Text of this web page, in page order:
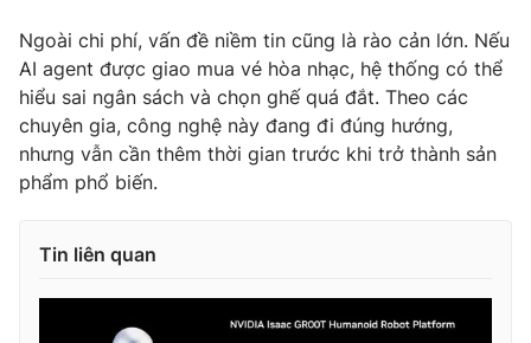
Ngoài chi phí, vấn đề niềm tin cũng là rào cản lớn. Nếu
AI agent được giao mua vé hòa nhạc, hệ thống có thể
hiểu sai ngân sách và chọn ghế quá đắt. Theo các
chuyên gia, công nghệ này đang đi đúng hướng,
nhưng vẫn cần thêm thời gian trước khi trở thành sản
phẩm phổ biến.
Tin liên quan